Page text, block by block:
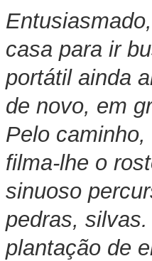
casa para ir
portátil ainda
de novo, em
Pelo
filma-lhe o
sinuoso
pedras,
plantação de